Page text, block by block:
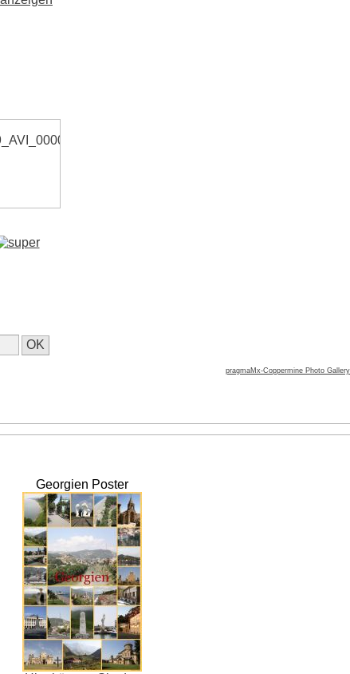
pragmaMx-Coppermine Photo Gallery
Georgien Poster